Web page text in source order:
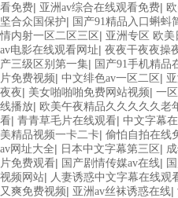
看免费| 亚洲av综合在线观看免费|
坚合众国保护| 国产91精品入口蝌蚪
情内射一区二区三区 | 亚洲专区 欧美
av电影在线观看网址| 夜夜干夜夜操
产三级区别第一集| 国产91手机精品
片免费视频| 中文绯色av一区二区 |
夜夜| 美女啪啪啪免费网站视频| 一
线播放| 欧美午夜精品久久久久久老
看| 青青草毛片在线观看| 中文字幕
美精品视频一卡二卡| 偷怕自拍在线
av网址大全| 日本中文字幕第三区 |
片免费观看| 国产剧情传媒av在线|
视频网站| 人妻诱惑中文字幕在线观
又爽免费视频| 亚洲av丝袜诱惑在线|